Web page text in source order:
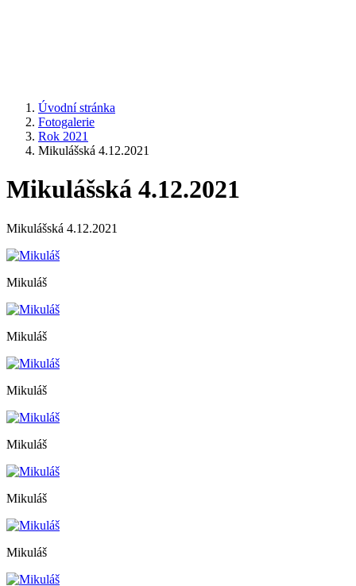
Úvodní stránka
Fotogalerie
Rok 2021
Mikulášská 4.12.2021
Mikulášská 4.12.2021
Mikulášská 4.12.2021
Mikuláš
Mikuláš
Mikuláš
Mikuláš
Mikuláš
Mikuláš